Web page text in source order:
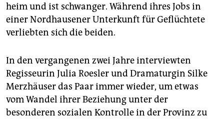
heim und ist schwanger. Während ihres Jobs in
einer Nordhausener Unterkunft für Geflüchtete
verliebten sich die beiden.
In den vergangenen zwei Jahre interviewten
Regisseurin Julia Roesler und Dramaturgin Silke
Merzhäuser das Paar immer wieder, um etwas
vom Wandel ihrer Beziehung unter der
besonderen sozialen Kontrolle in der Provinz zu